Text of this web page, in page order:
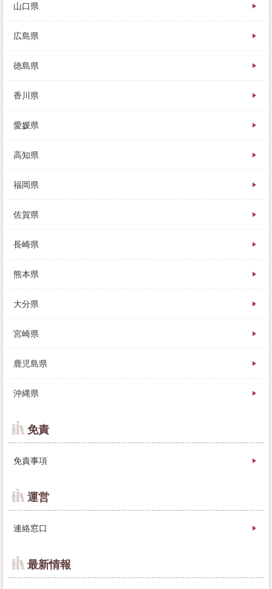
山口県
広島県
徳島県
香川県
愛媛県
高知県
福岡県
佐賀県
長崎県
熊本県
大分県
宮崎県
鹿児島県
沖縄県
免責
免責事項
運営
連絡窓口
最新情報